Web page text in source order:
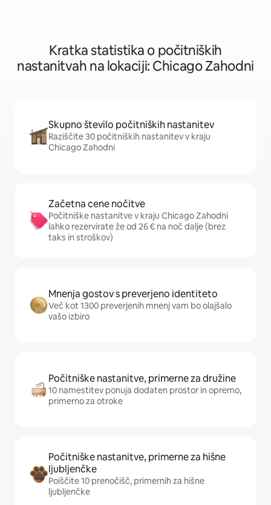
Kratka statistika o počitniških
nastanitvah na lokaciji: Chicago Zahodni
Skupno število počitniških nastanitev
Raziščite 30 počitniških nastanitev v kraju
Chicago Zahodni
Začetna cene nočitve
Počitniške nastanitve v kraju Chicago Zahodni
lahko rezervirate že od 26 € na noč dalje (brez
taks in stroškov)
Mnenja gostov s preverjeno identiteto
Več kot 1300 preverjenih mnenj vam bo olajšalo
vašo izbiro
Počitniške nastanitve, primerne za družine
10 namestitev ponuja dodaten prostor in opremo,
primerno za otroke
Počitniške nastanitve, primerne za hišne
ljubljenčke
Poiščite 10 prenočišč, primernih za hišne
ljubljenčke